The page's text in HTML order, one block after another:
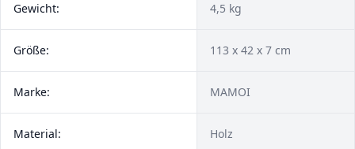
Gewicht: 4,5 kg
Größe: 113 x 42 x 7 cm
Marke: MAMOI
Material: Holz